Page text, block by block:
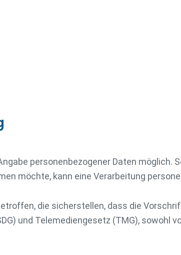
personenbezogener Daten möglich.
möchte, kann eine Verarbeitung
die sicherstellen, dass die
und Telemediengesetz (TMG), sowohl